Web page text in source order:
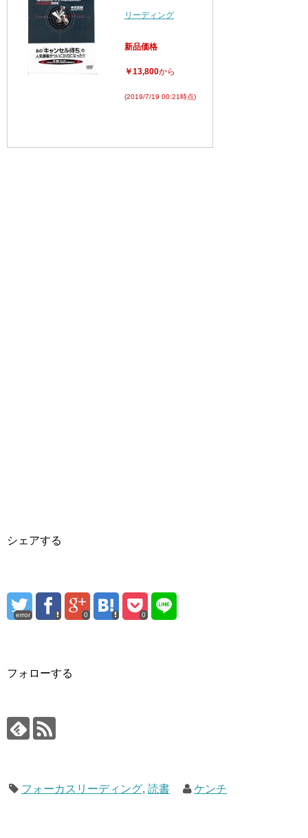
リーディング
新品価格
￥13,800から
(2019/7/19 00:21時点)
シェアする
error 0 0
フォローする
フォーカスリーディング, 読書 ケンチ